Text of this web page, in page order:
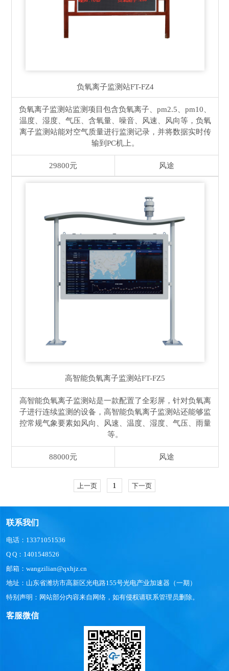
负氧离子监测站FT-FZ4
负氧离子监测站监测项目包含负氧离子、pm2.5、pm10、
温度、湿度、气压、含氧量、噪音、风速、风向等，负氧
离子监测站能对空气质量进行监测记录，并将数据实时传
输到PC机上。
29800元 风途
高智能负氧离子监测站FT-FZ5
高智能负氧离子监测站是一款配置了全彩屏，针对负氧离
子进行连续监测的设备，高智能负氧离子监测站还能够监
控常规气象要素如风向、风速、温度、湿度、气压、雨量
等。
88000元 风途
上一页 1 下一页
联系我们
电话：13371051536
Q Q：1401548526
邮箱：wangzilian@qxhjz.cn
地址：山东省潍坊市高新区光电路155号光电产业加速器（一期）
特别声明：网站部分内容来自网络，如有侵权请联系管理员删除。
客服微信